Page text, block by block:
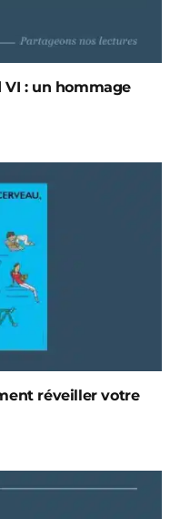
VI : un hommage
réveiller votre